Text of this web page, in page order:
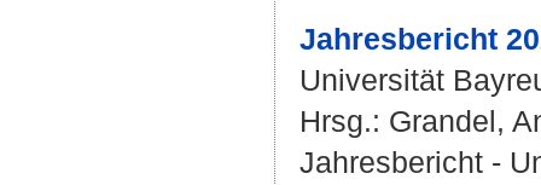
Jahresbericht
Universität
Hrsg.: Grandel,
Jahresbericht -